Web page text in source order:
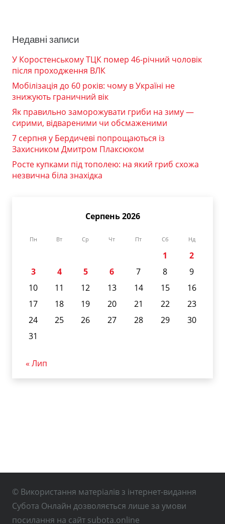
Недавні записи
У Коростенському ТЦК помер 46-річний чоловік
після проходження ВЛК
Мобілізація до 60 років: чому в Україні не
знижують граничний вік
Як правильно заморожувати гриби на зиму —
сирими, відвареними чи обсмаженими
7 серпня у Бердичеві попрощаються із
Захисником Дмитром Плаксюком
Росте купками під тополею: на який гриб схожа
незвична біла знахідка
Серпень 2026
Пн Вт Ср Чт Пт Сб Нд
1
2
3
4 5 6 7 8
9
10
11 12 13 14 15
16
17
18 19 20 21 22
23
24
25 26 27 28 29
30
31
« Лип
© Використання матеріалів з інтернет-видання
Субота Онлайн дозволяється лише за умови
посилання на сайт subota.online